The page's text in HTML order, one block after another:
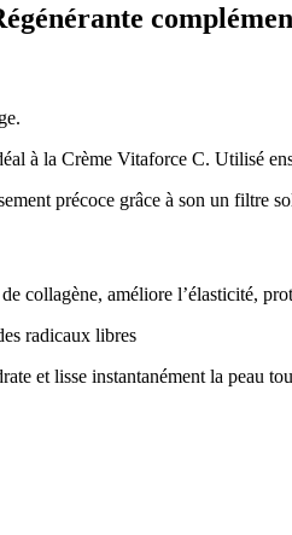
à la Crème Vitaforce C. Utilisé
précoce grâce à son un filtre
collagène, améliore l’élasticité,
radicaux libres
et lisse instantanément la peau